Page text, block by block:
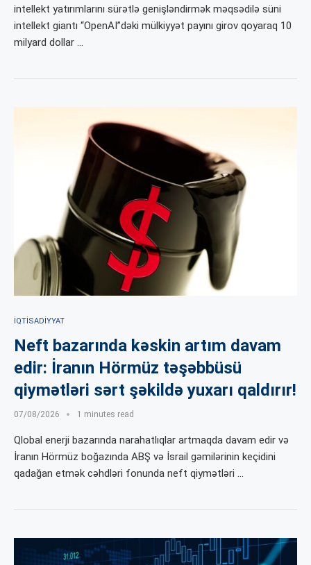
intellekt yatırımlarını sürətlə genişləndirmək məqsədilə süni
intellekt giantı “OpenAI”dəki mülkiyyət payını girov qoyaraq 10
milyard dollar …
İQTISADIYYAT
Neft bazarında kəskin artım davam
edir: İranın Hörmüz təşəbbüsü
qiymətləri sərt şəkildə yuxarı qaldırır!
07/08/2026 1 minutes read
Qlobal enerji bazarında narahatlıqlar artmaqda davam edir və
İranın Hörmüz boğazında ABŞ və İsrail gəmilərinin keçidini
qadağan etmək cəhdləri fonunda neft qiymətləri …